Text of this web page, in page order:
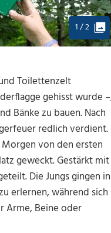
1 / 2
Toilettenzelt
gehisst wurde
Bänke zu bauen. Nach
redlich verdient.
von den ersten
geweckt. Gestärkt mit
Die Jungs gingen in
erlernen, während sich
Arme, Beine oder